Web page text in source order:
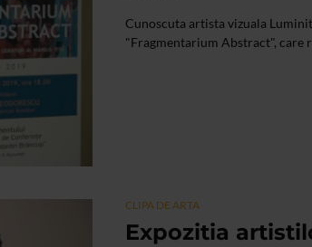
Cunoscuta artista vizuala
"Fragmentarium Abstract", care
CLIPA DE ARTA
Expozitia